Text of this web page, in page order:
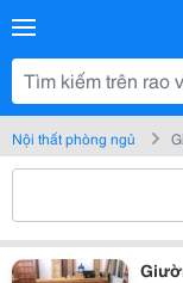
Nội thất phòng ngủ